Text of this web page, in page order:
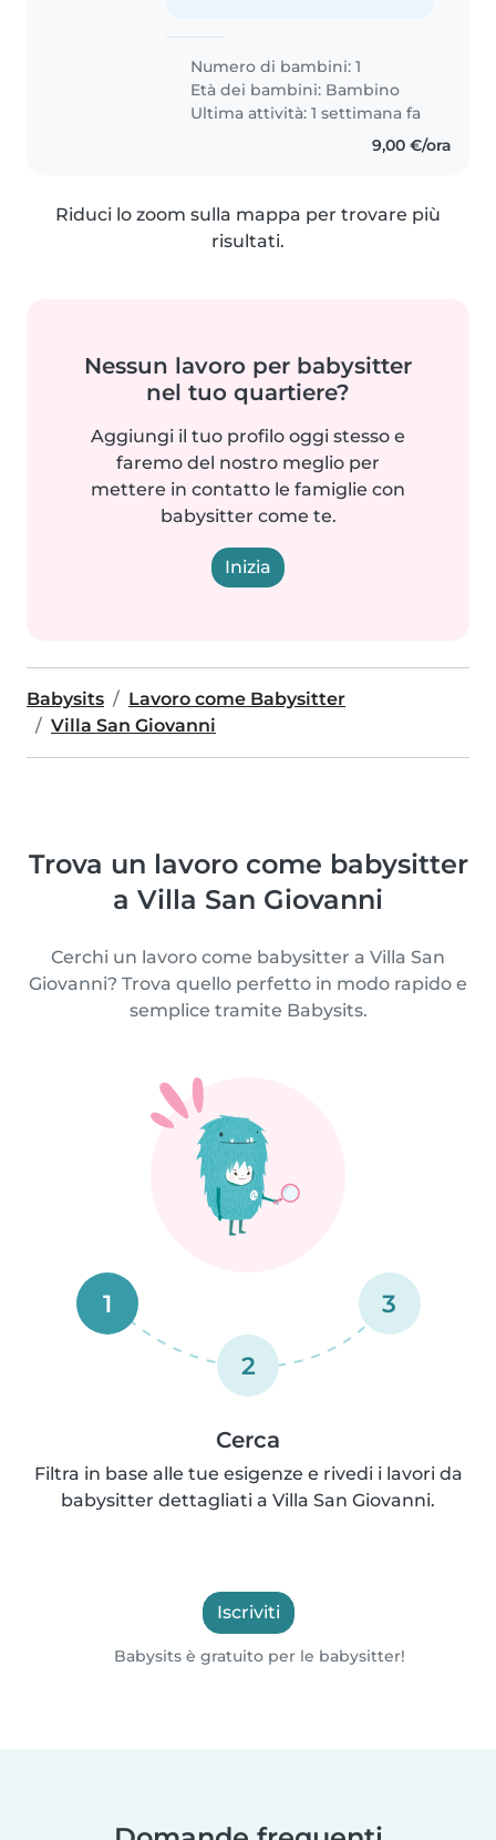
Numero di bambini: 1
Età dei bambini: Bambino
Ultima attività: 1 settimana fa
9,00 €/ora
Riduci lo zoom sulla mappa per trovare più
risultati.
Nessun lavoro per babysitter
nel tuo quartiere?
Aggiungi il tuo profilo oggi stesso e
faremo del nostro meglio per
mettere in contatto le famiglie con
babysitter come te.
Inizia
Babysits
Lavoro come Babysitter
Villa San Giovanni
Trova un lavoro come babysitter
a Villa San Giovanni
Cerchi un lavoro come babysitter a Villa San
Giovanni? Trova quello perfetto in modo rapido e
semplice tramite Babysits.
1
2
3
Cerca
Filtra in base alle tue esigenze e rivedi i lavori da
babysitter dettagliati a Villa San Giovanni.
Iscriviti
Babysits è gratuito per le babysitter!